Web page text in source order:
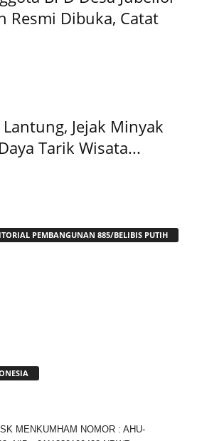
Resmi Dibuka, Catat
Jejak Minyak
Tarik Wisata...
PEMBANGUNAN 885/BELIBIS PUTIH
MENKUMHAM NOMOR : AHU-